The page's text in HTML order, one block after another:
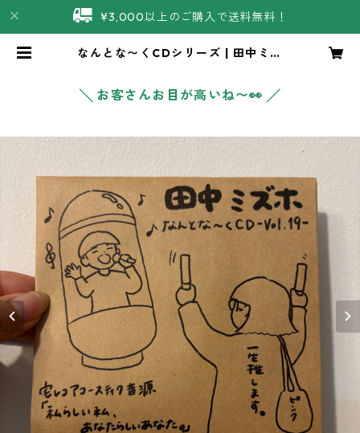
¥3,000以上のご購入で送料無料！
なんとな〜くCDシリーズ | 田中ミズ
╲ お客さんお目が高いね〜👀 ╱